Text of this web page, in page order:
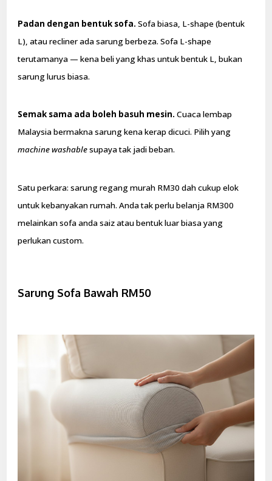
Padan dengan bentuk sofa. Sofa biasa, L-shape (bentuk
L), atau recliner ada sarung berbeza. Sofa L-shape
terutamanya — kena beli yang khas untuk bentuk L, bukan
sarung lurus biasa.
Semak sama ada boleh basuh mesin. Cuaca lembap
Malaysia bermakna sarung kena kerap dicuci. Pilih yang
machine washablesupaya tak jadi beban.
Satu perkara: sarung regang murah RM30 dah cukup elok
untuk kebanyakan rumah. Anda tak perlu belanja RM300
melainkan sofa anda saiz atau bentuk luar biasa yang
perlukan custom.
Sarung Sofa Bawah RM50